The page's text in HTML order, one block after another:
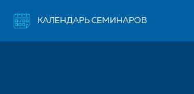
КАЛЕНДАРЬ СЕМИНАРОВ